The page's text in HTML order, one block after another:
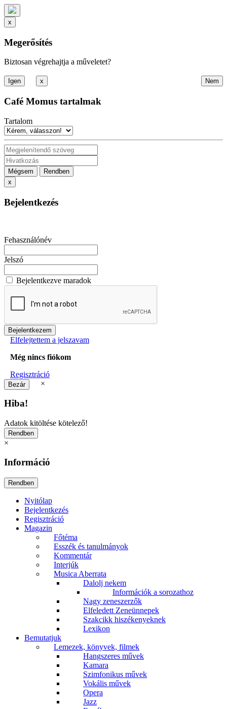
x
Megerősítés
Biztosan végrehajtja a műveletet?
x
Café Momus tartalmak
Tartalom
Mégsem
Rendben
x
Bejelentkezés
Fehasználónév
Jelszó
Bejelentkezve maradok
Elfelejtettem a jelszavam
Még nincs fiókom
Regisztráció
×
Hiba!
Adatok kitöltése kötelező!
×
Információ
Nyitólap
Bejelentkezés
Regisztráció
Magazin
Főtéma
Esszék és tanulmányok
Kommentár
Interjúk
Musica Aberrata
Dalolj nekem
Információk a sorozathoz
Nagy zeneszerzők
Elfeledett Zeneünnepek
Szakcikk hiszékenyeknek
Lexikon
Bemutatjuk
Lemezek, könyvek, filmek
Hangszeres művek
Kamara
Szimfonikus művek
Vokális művek
Opera
Jazz